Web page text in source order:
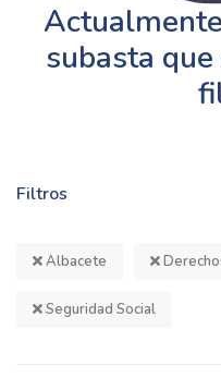
Filtros
Albacete
Seguridad Social
subasta